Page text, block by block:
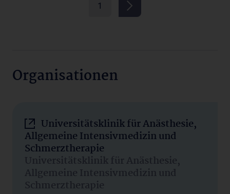
1
Organisationen
Universitätsklinik für Anästhesie,
Allgemeine Intensivmedizin und
Schmerztherapie
Universitätsklinik für Anästhesie,
Allgemeine Intensivmedizin und
Schmerztherapie